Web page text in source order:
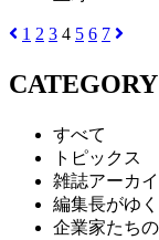
1 2 3 4 5 6 7
CATEGORY
すべて
トピックス
雑誌アーカ
編集長がゆく
企業家たち